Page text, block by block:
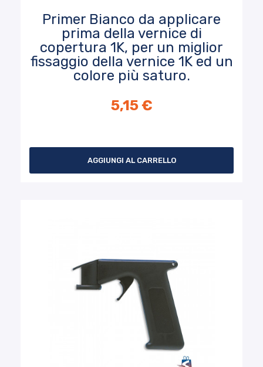
Primer Bianco da applicare
prima della vernice di
copertura 1K, per un miglior
fissaggio della vernice 1K ed un
colore più saturo.
5,15 €
AGGIUNGI AL CARRELLO